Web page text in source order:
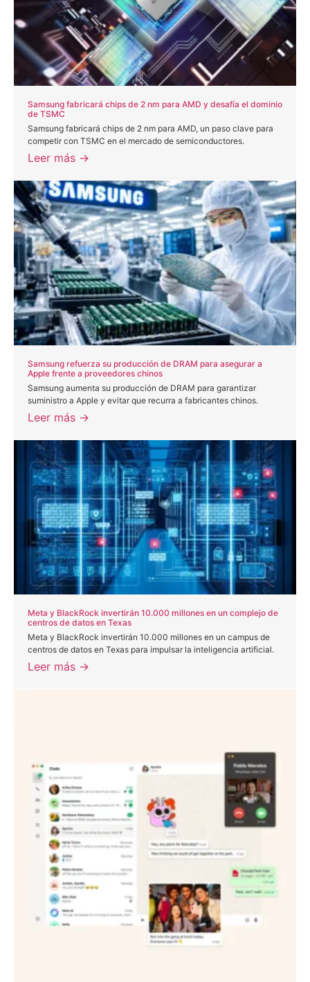
Samsung fabricará chips de 2 nm para AMD y desafía el dominio
de TSMC
Samsung fabricará chips de 2 nm para AMD, un paso clave para
competir con TSMC en el mercado de semiconductores.
Leer más →
Samsung refuerza su producción de DRAM para asegurar a
Apple frente a proveedores chinos
Samsung aumenta su producción de DRAM para garantizar
suministro a Apple y evitar que recurra a fabricantes chinos.
Leer más →
Meta y BlackRock invertirán 10.000 millones en un complejo de
centros de datos en Texas
Meta y BlackRock invertirán 10.000 millones en un campus de
centros de datos en Texas para impulsar la inteligencia artificial.
Leer más →